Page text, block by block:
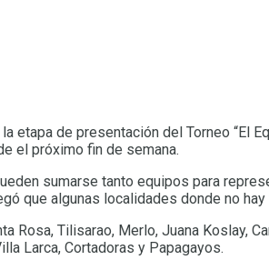
de presentación del Torneo “El
el próximo fin de semana.
sumarse tanto equipos para
que algunas localidades donde no
Tilisarao, Merlo, Juana Koslay,
Larca, Cortadoras y Papagayos.